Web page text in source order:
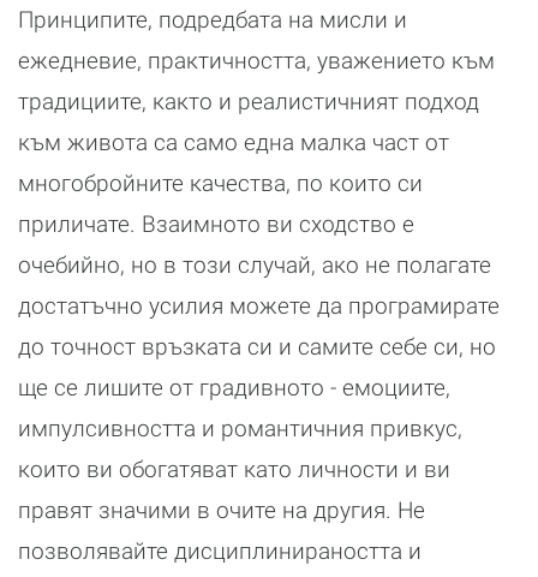
Принципите, подредбата на мисли и
ежедневие, практичността, уважението към
традициите, както и реалистичният подход
към живота са само една малка част от
многобройните качества, по които си
приличате. Взаимното ви сходство е
очебийно, но в този случай, ако не полагате
достатъчно усилия можете да програмирате
до точност връзката си и самите себе си, но
ще се лишите от градивното - емоциите,
импулсивността и романтичния привкус,
които ви обогатяват като личности и ви
правят значими в очите на другия. Не
позволявайте дисциплинираността и